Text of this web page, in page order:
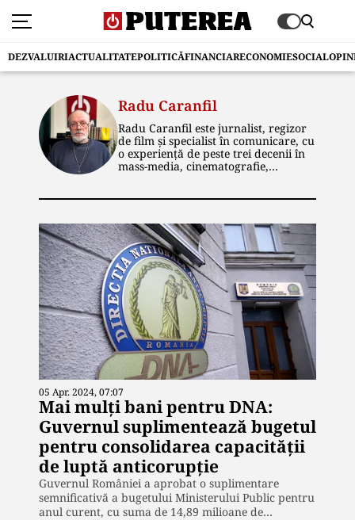
DEZVALUIRIACTUALITATEPOLITICĂFINANCIARECONOMIESOCIAL
Radu Caranfil
Radu Caranfil este jurnalist, regizor
de film și specialist în comunicare, cu
o experiență de peste trei decenii în
mass-media, cinematografie,
Teatrală și Cinematografică „I.L.
nota 10 la examenul de diplomă, și-a
început cariera la Centrul de
Producție Cinematografică Buftea. A
ocupat ulterior funcții de conducere
editorială și artistică în domeniul
televiziunii și în agenții de
publicitate, coordonând producții
audiovizuale, campanii de imagine,
publicitare și electorale. A fost expert
în cooperare culturală internațională
la Institutul Cultural Român. În
prezent este senior editor al
publicației „Puterea”, unde scrie
îndeosebi despre politică, societate și
actualitate internațională. Este
pasionat de cinematografie,
literatură, muzică și noile tehnologii.
05 Apr. 2024, 07:07
Mai mulți bani pentru DNA:
Guvernul suplimentează bugetul
pentru consolidarea capacității
de luptă anticorupție
Guvernul României a aprobat o suplimentare
semnificativă a bugetului Ministerului Public pentru
anul curent, cu suma de 14,89 milioane de…